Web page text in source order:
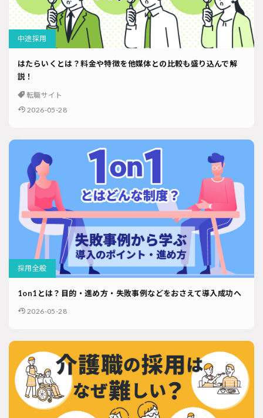
中途採用
はたらいくとは？料金や特徴を他媒体との比較も盛り込んで解
説！
転職サイト
2026-05-28
採用全般
1on1とは？目的・進め方・失敗事例などをおさえて導入成功へ
2026-05-28